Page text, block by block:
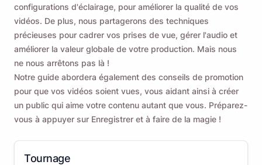
configurations d'éclairage, pour améliorer la qualité de vos
vidéos. De plus, nous partagerons des techniques
précieuses pour cadrer vos prises de vue, gérer l'audio et
améliorer la valeur globale de votre production. Mais nous
ne nous arrêtons pas là !
Notre guide abordera également des conseils de promotion
pour que vos vidéos soient vues, vous aidant ainsi à créer
un public qui aime votre contenu autant que vous. Préparez-
vous à appuyer sur Enregistrer et à faire de la magie !
Tournage
Email
En cochant cette option, vous acceptez notrePolitique de
confidentialité.
Envoyer